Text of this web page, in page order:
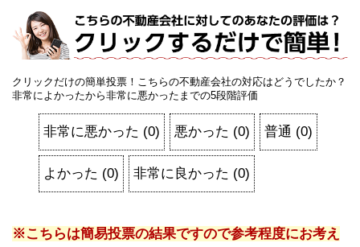
クリックだけの簡単投票！こちらの不動産会社の対応はどうでしたか？
非常によかったから非常に悪かったまでの5段階評価
非常に悪かった (0) 悪かった (0) 普通 (0)
よかった (0) 非常に良かった (0)
※こちらは簡易投票の結果ですので参考程度にお考え